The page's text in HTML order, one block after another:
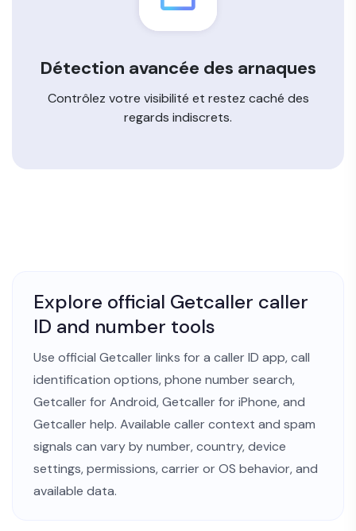
Détection avancée des arnaques
Contrôlez votre visibilité et restez caché des
regards indiscrets.
Explore official Getcaller caller
ID and number tools
Use official Getcaller links for a caller ID app,call
identification options,phone number search,
Getcaller for Android,Getcaller for iPhone, and
Getcaller help. Available caller context and spam
signals can vary by number, country, device
settings, permissions, carrier or OS behavior, and
available data.